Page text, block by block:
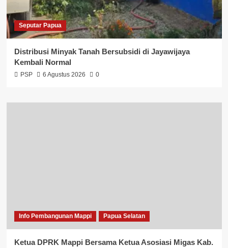
Seputar Papua
Distribusi Minyak Tanah Bersubsidi di Jayawijaya
Kembali Normal
PSP 6 Agustus 2026 0
Info Pembangunan Mappi Papua Selatan
Ketua DPRK Mappi Bersama Ketua Asosiasi Migas Kab.